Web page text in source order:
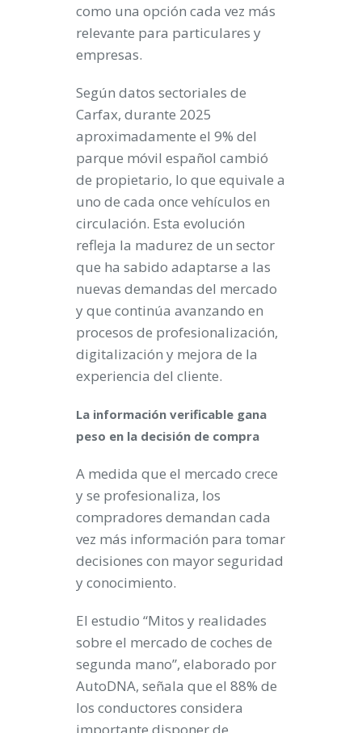
como una opción cada vez más
relevante para particulares y
empresas.
Según datos sectoriales de
Carfax, durante 2025
aproximadamente el 9% del
parque móvil español cambió
de propietario, lo que equivale a
uno de cada once vehículos en
circulación. Esta evolución
refleja la madurez de un sector
que ha sabido adaptarse a las
nuevas demandas del mercado
y que continúa avanzando en
procesos de profesionalización,
digitalización y mejora de la
experiencia del cliente.
La información verificable gana
peso en la decisión de compra
A medida que el mercado crece
y se profesionaliza, los
compradores demandan cada
vez más información para tomar
decisiones con mayor seguridad
y conocimiento.
El estudio “Mitos y realidades
sobre el mercado de coches de
segunda mano”, elaborado por
AutoDNA, señala que el 88% de
los conductores considera